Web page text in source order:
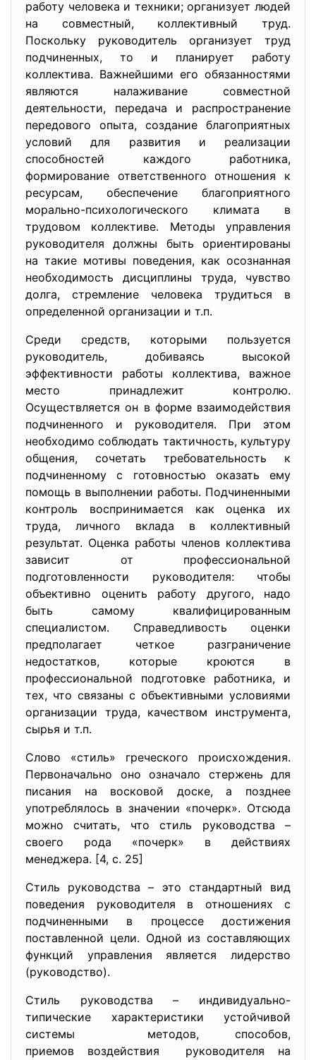
работу человека и техники; организует людей
на совместный, коллективный труд.
Поскольку руководитель организует труд
подчиненных, то и планирует работу
коллектива. Важнейшими его обязанностями
являются налаживание совместной
деятельности, передача и распространение
передового опыта, создание благоприятных
условий для развития и реализации
способностей каждого работника,
формирование ответственного отношения к
ресурсам, обеспечение благоприятного
морально-психологического климата в
трудовом коллективе. Методы управления
руководителя должны быть ориентированы
на такие мотивы поведения, как осознанная
необходимость дисциплины труда, чувство
долга, стремление человека трудиться в
определенной организации и т.п.
Среди средств, которыми пользуется
руководитель, добиваясь высокой
эффективности работы коллектива, важное
место принадлежит контролю.
Осуществляется он в форме взаимодействия
подчиненного и руководителя. При этом
необходимо соблюдать тактичность, культуру
общения, сочетать требовательность к
подчиненному с готовностью оказать ему
помощь в выполнении работы. Подчиненными
контроль воспринимается как оценка их
труда, личного вклада в коллективный
результат. Оценка работы членов коллектива
зависит от профессиональной
подготовленности руководителя: чтобы
объективно оценить работу другого, надо
быть самому квалифицированным
специалистом. Справедливость оценки
предполагает четкое разграничение
недостатков, которые кроются в
профессиональной подготовке работника, и
тех, что связаны с объективными условиями
организации труда, качеством инструмента,
сырья и т.п.
Слово «стиль» греческого происхождения.
Первоначально оно означало стержень для
писания на восковой доске, а позднее
употреблялось в значении «почерк». Отсюда
можно считать, что стиль руководства –
своего рода «почерк» в действиях
менеджера. [4, с. 25]
Стиль руководства – это стандартный вид
поведения руководителя в отношениях с
подчиненными в процессе достижения
поставленной цели. Одной из составляющих
функций управления является лидерство
(руководство).
Стиль руководства – индивидуально-
типические характеристики устойчивой
системы методов, способов,
приемов воздействия руководителя на